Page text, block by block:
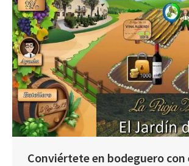
Conviértete en bodeguero con